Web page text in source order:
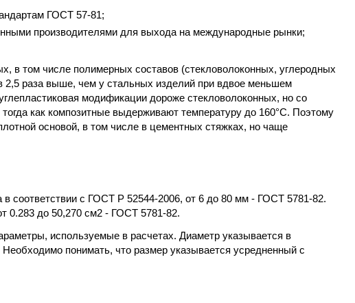
ГОСТ 57-81;
производителями для выхода на международные рынки;
в том числе полимерных составов (стекловолоконных, углеродных
2,5 раза выше, чем у стальных изделий при вдвое меньшем
модификации дороже стекловолоконных, но со
как композитные выдерживают температуру до 160°C. Поэтому
основой, в том числе в цементных стяжках, но чаще
соответствии с ГОСТ Р 52544-2006, от 6 до 80 мм - ГОСТ 5781-82.
0.283 до 50,270 см2 - ГОСТ 5781-82.
используемые в расчетах. Диаметр указывается в
понимать, что размер указывается усредненный с